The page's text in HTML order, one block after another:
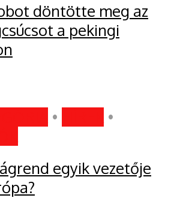
döntötte meg az
a pekingi
•
•
egyik vezetője